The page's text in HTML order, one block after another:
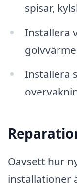
spisar,
Installera
Installera
Oavsett hur
installationer